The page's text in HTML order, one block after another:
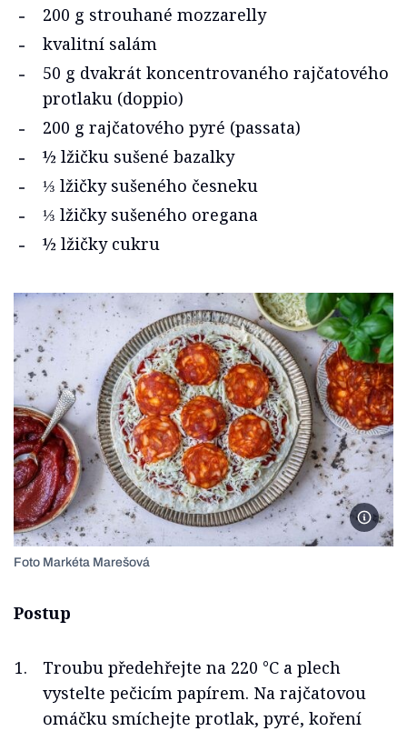
200 g strouhané mozzarelly
kvalitní salám
50 g dvakrát koncentrovaného rajčatového
protlaku (doppio)
200 g rajčatového pyré (passata)
½ lžičku sušené bazalky
⅓ lžičky sušeného česneku
⅓ lžičky sušeného oregana
½ lžičky cukru
Foto
Foto Markéta Marešová
Postup
Troubu předehřejte na 220 °C a plech
vystelte pečicím papírem. Na rajčatovou
omáčku smíchejte protlak, pyré, koření